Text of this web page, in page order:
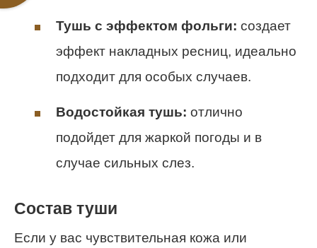
Тушь с эффектом фольги: создает
эффект накладных ресниц, идеально
подходит для особых случаев.
Водостойкая тушь: отлично
подойдет для жаркой погоды и в
случае сильных слез.
Состав туши
Если у вас чувствительная кожа или